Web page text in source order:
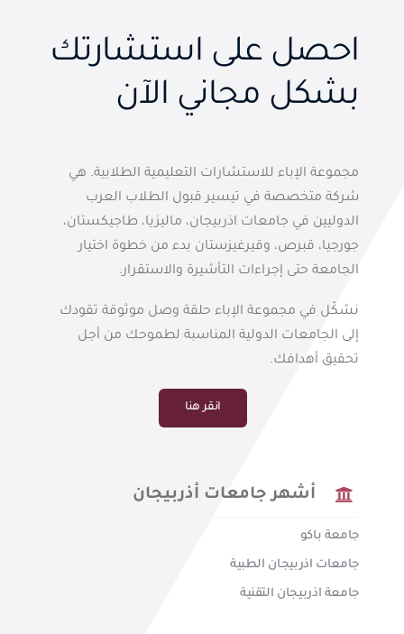
احصل على استشارتك
بشكل مجاني الآن
مجموعة الإباء للاستشارات التعليمية الطلابية. هي
شركة متخصصة في تيسير قبول الطلاب العرب
الدوليين في جامعات اذربيجان، ماليزيا، طاجيكستان،
جورجيا، قبرص، وقيرغيزستان بدء من خطوة اختيار
الجامعة حتى إجراءات التأشيرة والاستقرار.
نشكّل في مجموعة الإباء حلقة وصل موثوقة تقودك
إلى الجامعات الدولية المناسبة لطموحك من أجل
تحقيق أهدافك.
انقر هنا
أشهر جامعات أذربيجان
جامعة باكو
جامعات اذربيجان الطبية
جامعة اذربيجان التقنية